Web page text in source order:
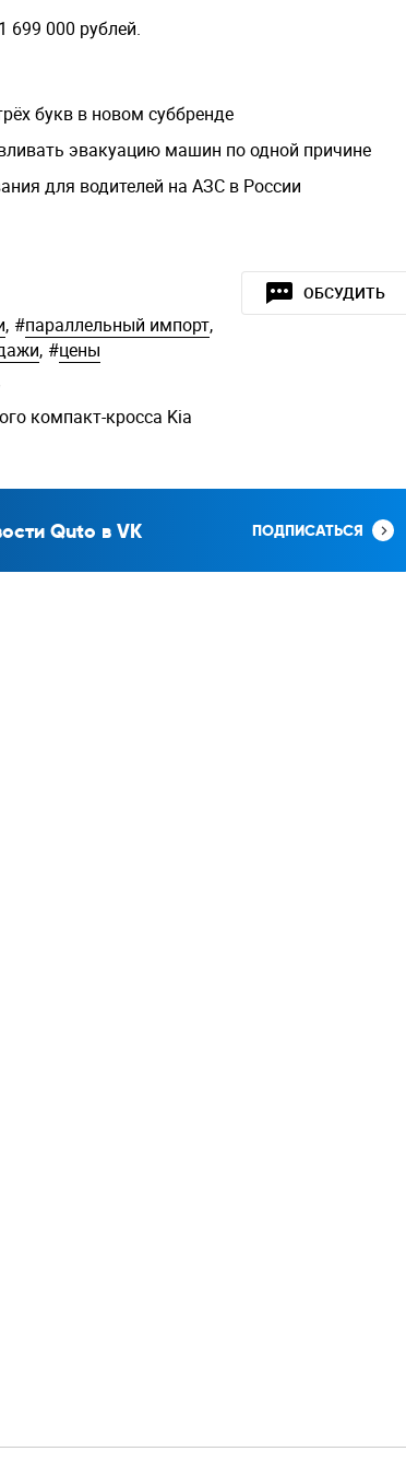
699 000 рублей.
букв в новом суббренде
эвакуацию машин по одной причине
для водителей на АЗС в России
ОБСУДИТЬ
, #параллельный импорт,
, #цены
компакт-кросса Kia
Quto в VK ПОДПИСАТЬСЯ